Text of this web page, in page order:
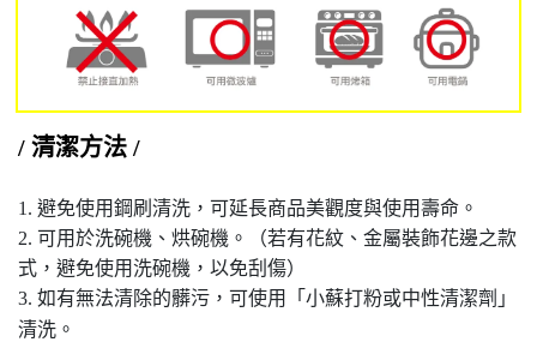
/ 清潔方法 /
1. 避免使用鋼刷清洗，可延長商品美觀度與使用壽命。
2. 可用於洗碗機、烘碗機。（若有花紋、金屬裝飾花邊之款
式，避免使用洗碗機，以免刮傷）
3. 如有無法清除的髒污，可使用「小蘇打粉或中性清潔劑」
清洗。